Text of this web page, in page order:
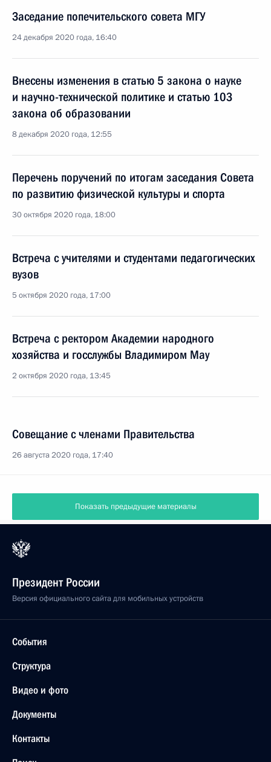
Заседание попечительского совета МГУ
24 декабря 2020 года, 16:40
Внесены изменения в статью 5 закона о науке
и научно-технической политике и статью 103
закона об образовании
8 декабря 2020 года, 12:55
Перечень поручений по итогам заседания Совета
по развитию физической культуры и спорта
30 октября 2020 года, 18:00
Встреча с учителями и студентами педагогических
вузов
5 октября 2020 года, 17:00
Встреча с ректором Академии народного
хозяйства и госслужбы Владимиром Мау
2 октября 2020 года, 13:45
Совещание с членами Правительства
26 августа 2020 года, 17:40
Показать предыдущие материалы
Президент России
Версия официального сайта для мобильных устройств
События
Структура
Видео и фото
Документы
Контакты